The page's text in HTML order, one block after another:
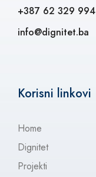
+387 62 329 994
info@dignitet.ba
Korisni linkovi
Home
Dignitet
Projekti